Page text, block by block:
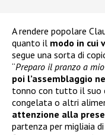
A rendere popolare
quanto il modo in cui
segue una sorta di
“Preparo il pranzo a
poi l’assemblaggio
tonno con tutto il suo
congelata o altri
attenzione alla
partenza per migliaia